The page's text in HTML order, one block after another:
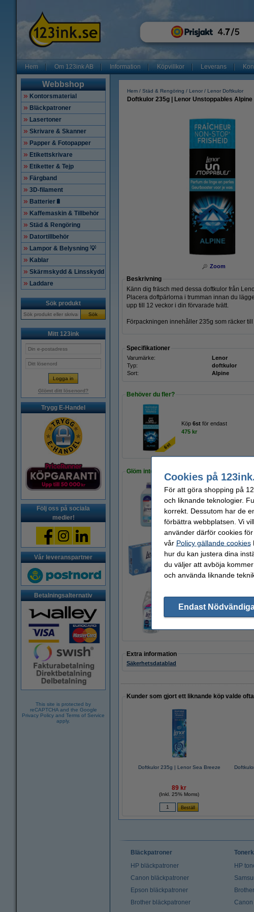
Hem Om 123ink AB Information Köpvillkor Leverans
Webbshop
Kontorsmaterial
Bläckpatroner
Lasertoner
Skrivare & Skanner
Papper & Fotopapper
Etikettskrivare
Etiketter & Tejp
Färgband
3D-filament
Batterier🔋
Kaffemaskin & Tillbehör
Städ & Rengöring
Datortillbehör
Lampor & Belysning 💡
Kablar
Skärmskydd & Linsskydd
Laddare
Sök produkt
Sök
Mitt 123ink
Glömt ditt lösenord?
Trygg E-Handel
Följ oss på sociala
medier!
Vår leveranspartner
Betalningsalternativ
This site is protected by
reCAPTCHA and the Google
Privacy Policy and Terms of Service
apply.
Hem Städ & Rengöring Lenor Lenor Doftkulor
Doftkulor 235g | Lenor Unstoppables Alpine
Zoom
Beskrivning
Känn dig fräsch med dessa doftkulor från
Placera doftpärlorna i trumman innan du
upp till 12 veckor i din förvarade tvätt.
Förpackningen innehåller 235g som räcker till
Specifikationer
Varumärke: Lenor
Typ:
doftkulor
Sort:
Alpine
Behöver du fler?
Köp 6st för endast
475 kr
Glöm inte att beställa!
Sköljmedel 4L | Lenor
250 kr
Torktumlarark 34st | Lenor
59 kr
Strykvatten 1L | Ironing
Extra information
Säkerhetsdatablad
Kunder som gjort ett liknande köp valde
Doftkulor 235g | Lenor Sea Breeze
89 kr
(Inkl. 25% Moms)
Bläckpatroner
HP bläckpatroner
Canon bläckpatroner
Epson bläckpatroner
Brother bläckpatroner
HP
Canon
Cookies på
För att göra shopping på
och liknande teknologier.
korrekt. Dessutom har de
förbättra webbplatsen. Vi
använder därför cookies
vår Policy gällande cookies
hur du kan justera dina
du väljer att avböja
och använda liknande
Endast Nödvändiga